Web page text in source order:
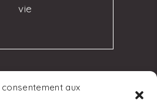
aux
vie
droits réservés -